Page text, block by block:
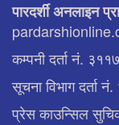
पारदर्शी अनलाइन
कम्पनी दर्ता नं.
सूचना विभाग दर्ता
प्रेस काउन्सिल